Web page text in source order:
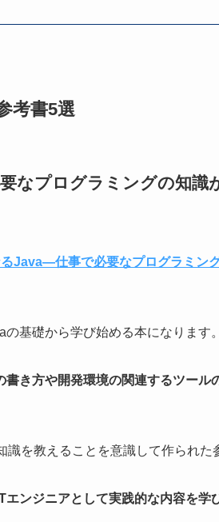
考書5選
なプログラミングの知識
Java―仕事で必要なプログラミン
基礎から学び始める本になります。
書き方や開発環境の関連するツール
を教えることを意識して作られた
エンジニアとして実践的な内容を学